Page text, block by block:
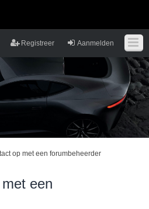
Aanmelden
Registreer
op met een forumbeheerder
een